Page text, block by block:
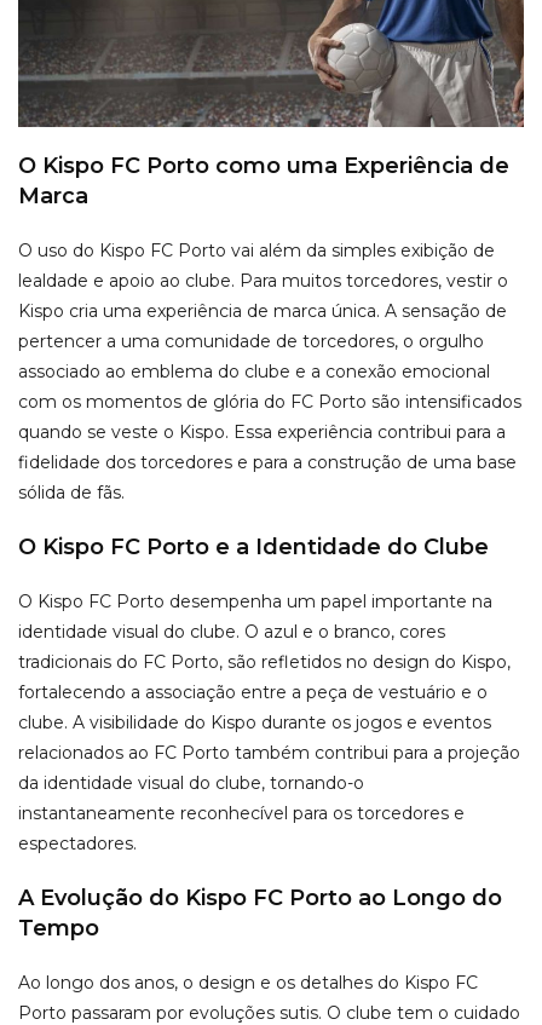
O Kispo FC Porto como uma Experiência de
Marca
O uso do Kispo FC Porto vai além da simples exibição de
lealdade e apoio ao clube. Para muitos torcedores, vestir o
Kispo cria uma experiência de marca única. A sensação de
pertencer a uma comunidade de torcedores, o orgulho
associado ao emblema do clube e a conexão emocional
com os momentos de glória do FC Porto são intensificados
quando se veste o Kispo. Essa experiência contribui para a
fidelidade dos torcedores e para a construção de uma base
sólida de fãs.
O Kispo FC Porto e a Identidade do Clube
O Kispo FC Porto desempenha um papel importante na
identidade visual do clube. O azul e o branco, cores
tradicionais do FC Porto, são refletidos no design do Kispo,
fortalecendo a associação entre a peça de vestuário e o
clube. A visibilidade do Kispo durante os jogos e eventos
relacionados ao FC Porto também contribui para a projeção
da identidade visual do clube, tornando-o
instantaneamente reconhecível para os torcedores e
espectadores.
A Evolução do Kispo FC Porto ao Longo do
Tempo
Ao longo dos anos, o design e os detalhes do Kispo FC
Porto passaram por evoluções sutis. O clube tem o cuidado